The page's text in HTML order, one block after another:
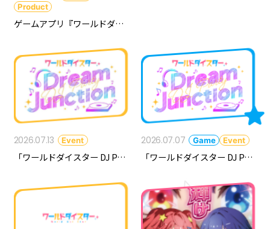
ANIME
STORY
CHARACTER
STAFF/CAST
ONAIR MOVIE SPECIAL
GAME
MUSIC FAQ
Product
ゲームアプリ『ワールドダイスター 夢のステラリウム』 Vocal Album Vol.11「デアエ・エクス・マキナ！ Act-3」発売記念、店頭キャンペーン＆抽選会が開催決定！
2026.07.13 Event
「ワールドダイスター DJ Party ～Dream Junction～ Vol.8」追加出演者情報解禁！
2026.07.07 Game Event
「ワールドダイスター DJ Party ～Dream Junction～ Vol.8」開催決定！